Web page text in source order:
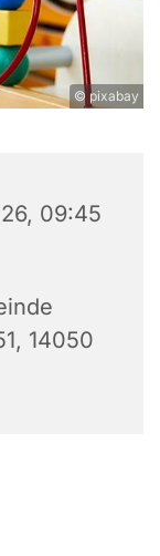
© pixabay
09:45
14050